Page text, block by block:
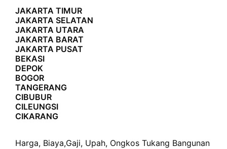
JAKARTA TIMUR
JAKARTA SELATAN
JAKARTA UTARA
JAKARTA BARAT
JAKARTA PUSAT
BEKASI
DEPOK
BOGOR
TANGERANG
CIBUBUR
CILEUNGSI
CIKARANG
Harga, Biaya,Gaji, Upah, Ongkos Tukang Bangunan